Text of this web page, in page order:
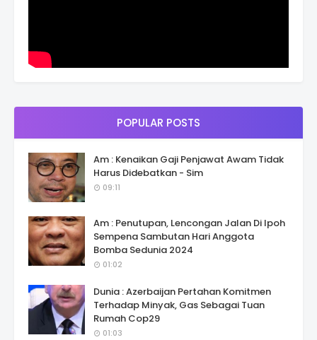
POPULAR POSTS
Am : Kenaikan Gaji Penjawat Awam Tidak
Harus Didebatkan - Sim
09:11
Am : Penutupan, Lencongan Jalan Di Ipoh
Sempena Sambutan Hari Anggota
Bomba Sedunia 2024
01:02
Dunia : Azerbaijan Pertahan Komitmen
Terhadap Minyak, Gas Sebagai Tuan
Rumah Cop29
01:03